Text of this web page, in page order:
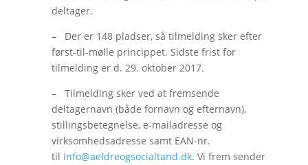
deltager.
– Der er 148 pladser, så tilmelding sker efter
først-til-mølle princippet. Sidste frist for
tilmelding er d. 29. oktober 2017.
– Tilmelding sker ved at fremsende
deltagernavn (både fornavn og efternavn),
stillingsbetegnelse, e-mailadresse og
virksomhedsadresse samt EAN-nr.
til info@aeldreogsocialtand.dk. Vi frem sender